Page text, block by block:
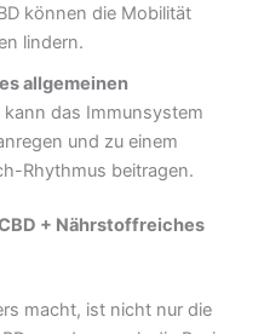
können die Mobilität
lindern.
allgemeinen
das Immunsystem
und zu einem
Rhythmus beitragen.
+ Nährstoffreiches
macht, ist nicht nur die